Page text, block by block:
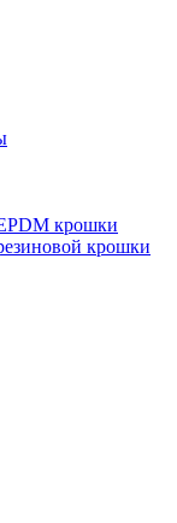
крошки
крошки